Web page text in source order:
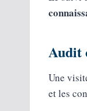
Audit
Une
et les